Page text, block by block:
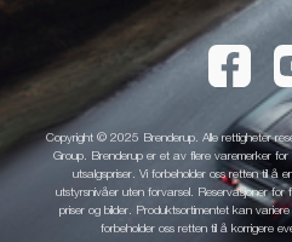
Copyright © 2025 Brenderup. Alle rettigheter
Group. Brenderup er et av flere varemerker for
utsalgspriser. Vi forbeholder oss retten til å
utstyrsnivåer uten forvarsel. Reservasjoner for
priser og bilder. Produktsortimentet kan
forbeholder oss retten til å korrigere